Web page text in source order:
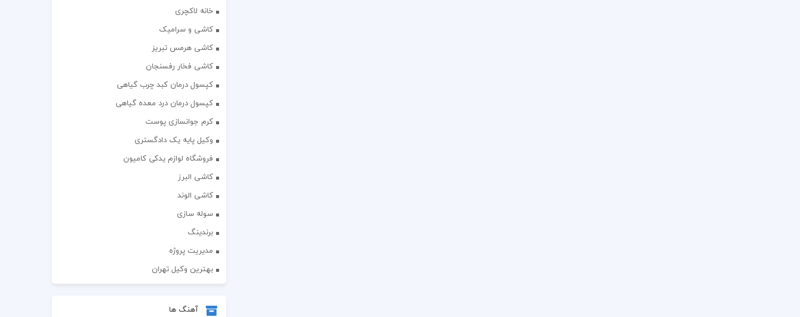
خانه لاکچری
کاشی و سرامیک
کاشی هرمس تبریز
کاشی فخار رفسنجان
کپسول درمان کبد چرب گیاهی
کپسول درمان درد معده گیاهی
کرم جوانسازی پوست
وکیل پایه یک دادگستری
فروشگاه لوازم یدکی کامیون
کاشی البرز
کاشی الوند
سوله سازی
برندینگ
مدیریت پروژه
بهترین وکیل تهران
آهنگ ها